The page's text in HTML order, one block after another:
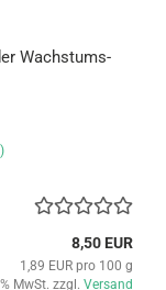
Wachs­tums­
8,50 EUR
1,89 EUR pro 100 g
MwSt. zzgl. Versand